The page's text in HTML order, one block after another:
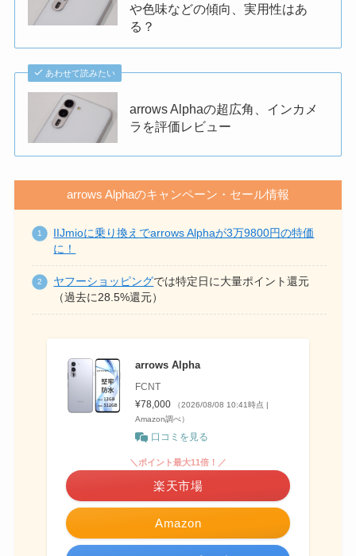
や色味などの傾向、実用性はあ
る？
あわせて読みたい
arrows Alphaの超広角、インカメ
ラを評価レビュー
arrows Alphaのキャンペーン・セール情報
IIJmioに乗り換えでarrows Alphaが3万9800円の特価
に！
ヤフーショッピングでは特定日に大量ポイント還元
（過去に28.5%還元）
arrows Alpha
FCNT
¥78,000
（2026/08/08 10:41時点 |
Amazon調べ）
口コミを見る
Amazon
＼ポイント最大11倍！／
楽天市場